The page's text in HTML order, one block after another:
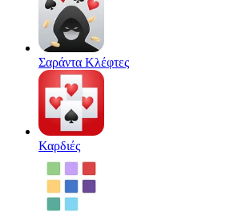
Σαράντα Κλέφτες
Καρδιές